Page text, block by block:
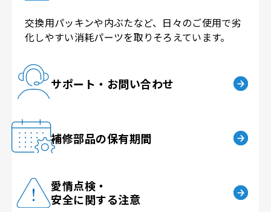
交換用パッキンや内ぶたなど、 日々のご使用で劣
化しやすい消耗パーツを取りそろえています。
サポート・お問い合わせ
補修部品の保有期間
愛情点検・
安全に関する注意